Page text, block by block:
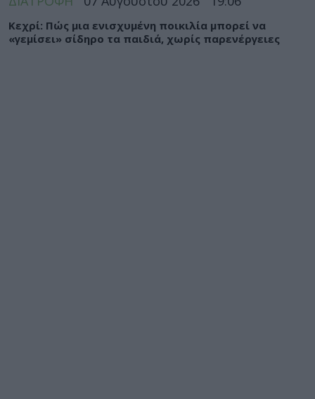
Κεχρί: Πώς μια ενισχυμένη ποικιλία μπορεί να
«γεμίσει» σίδηρο τα παιδιά, χωρίς παρενέργειες